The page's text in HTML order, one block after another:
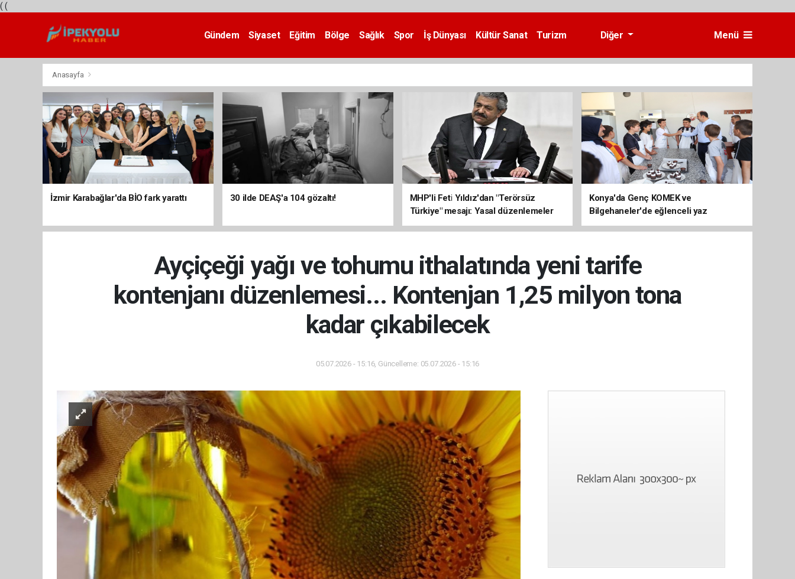
( (
Gündem Siyaset Eğitim Bölge Sağlık Spor İş Dünyası Kültür Sanat
Turizm
Diğer Menü
Anasayfa
İzmir Karabağlar'da BİO fark yarattı 30 ilde DEAŞ'a 104 gözaltı!
MHP'li Feti Yıldız'dan "Terörsüz
Türkiye" mesajı: Yasal düzenlemeler
kalıcı sonuç üretecek
Konya'da Genç KOMEK ve
Bilgehaneler'de eğlenceli yaz
Ayçiçeği yağı ve tohumu ithalatında yeni tarife
kontenjanı düzenlemesi... Kontenjan 1,25 milyon tona
kadar çıkabilecek
05.07.2026 - 15:16, Güncelleme: 05.07.2026 - 15:16